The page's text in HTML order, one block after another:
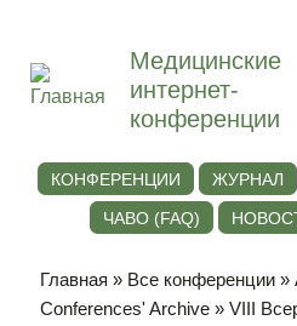
Медицинские
интернет-
конференции
КОНФЕРЕНЦИИ ЖУРНАЛ
ЧАВО (FAQ)
Главная » Все конференции »
Conferences' Archive »VIII